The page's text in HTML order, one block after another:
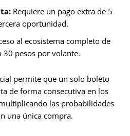
Requiere un pago extra de 5
oportunidad.
al ecosistema completo de
30 pesos por volante.
permite que un solo boleto
de forma consecutiva en los
las probabilidades
una única compra.